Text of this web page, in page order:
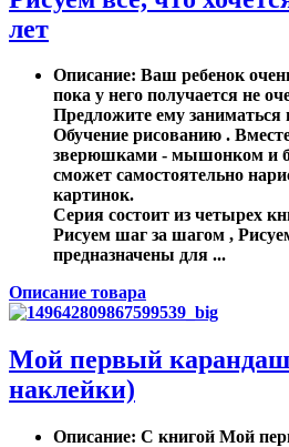
лет
Описание: Ваш ребенок
пока у него получается не
Предложите ему
Обучение рисованию .
зверюшками - мышонком и
сможет самостоятельно
картинок.
Серия состоит из четырех
Рисуем шаг за шагом ,
предназначены для ...
Описание товара
Мой первый
наклейки)
Описание: С книгой Мой